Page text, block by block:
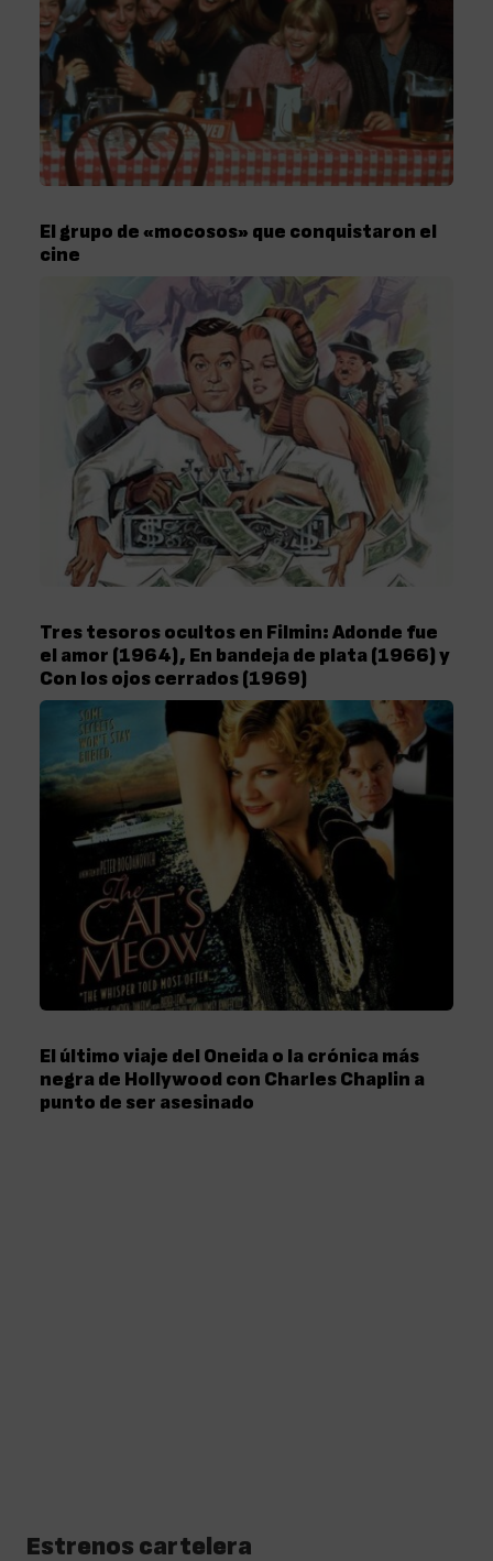
El grupo de «mocosos» que conquistaron el
cine
Tres tesoros ocultos en Filmin: Adonde fue
el amor (1964), En bandeja de plata (1966) y
Con los ojos cerrados (1969)
El último viaje del Oneida o la crónica más
negra de Hollywood con Charles Chaplin a
punto de ser asesinado
Estrenos cartelera